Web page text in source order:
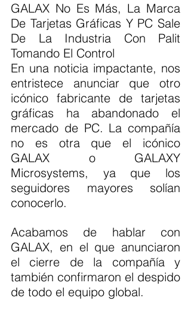
GALAX No Es Más, La Marca
De Tarjetas Gráficas Y PC Sale
De La Industria Con Palit
Tomando El Control
En una noticia impactante, nos
entristece anunciar que otro
icónico fabricante de tarjetas
gráficas ha abandonado el
mercado de PC. La compañía
no es otra que el icónico
GALAX o GALAXY
Microsystems, ya que los
seguidores mayores solían
conocerlo.
Acabamos de hablar con
GALAX, en el que anunciaron
el cierre de la compañía y
también confirmaron el despido
de todo el equipo global.